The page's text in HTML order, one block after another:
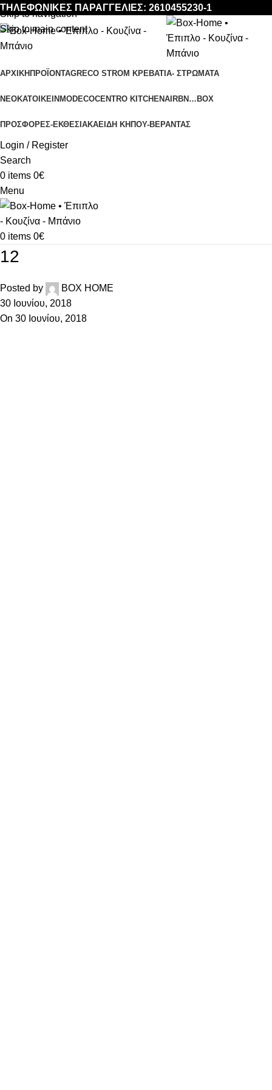
Skip to navigation
Skip to main content
ΤΗΛΕΦΩΝΙΚΕΣ ΠΑΡΑΓΓΕΛΙΕΣ: 2610455230-1
ΑΡΧΙΚΉ ΠΡΟΪΌΝΤΑGRECO STROM ΚΡΕΒΑΤΙΑ- ΣΤΡΩΜΑΤΑ
ΝΕΟΚΑΤΟΙΚΕΙΝ MODECOCENTRO KITCHENAIRBN…BOX
ΠΡΟΣΦΟΡΈΣ-ΕΚΘΕΣΙΑΚΆΕΊΔΗ ΚΉΠΟΥ-ΒΕΡΆΝΤΑΣ
Login / Register
Search
0 items 0€
Menu
0 items 0€
12
Posted by
BOX HOME
30 Ιουνίου, 2018
On 30 Ιουνίου, 2018